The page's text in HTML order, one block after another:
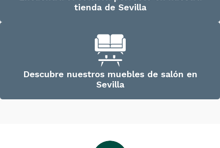
tienda de Sevilla
Descubre nuestros muebles de salón en
Sevilla